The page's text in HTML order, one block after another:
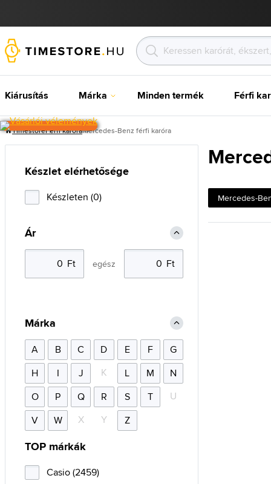
Kiárusítás Márka Minden termék Férfi
TimestoreFérfi karóraMercedes-Benz férfi karóra
Mercedes-
Készlet elérhetősége
Készleten (0)
Ár
egész
Márka
A B C D E F
G
H
I J K L M
N
O
P Q R S T
U
V
W X Y Z
TOP márkák
Casio (2459)